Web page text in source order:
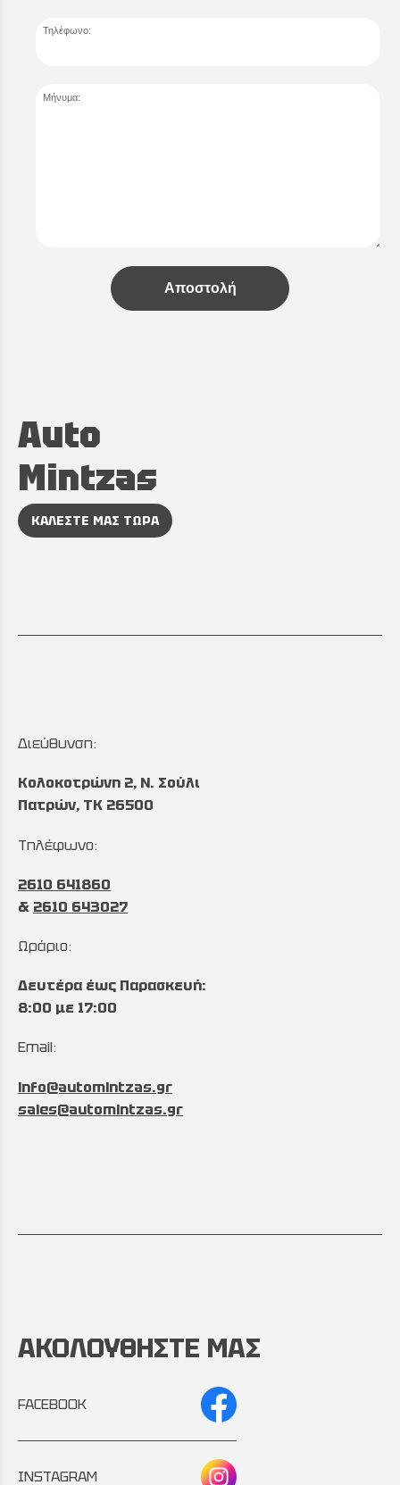
Τηλέφωνο:
Μήνυμα:
Αποστολή
Auto
Mintzas
ΚΑΛΕΣΤΕ ΜΑΣ ΤΩΡΑ
Διεύθυνση:
Κολοκοτρώνη 2, Ν. Σούλι
Πατρών, TK 26500
Τηλέφωνο:
2610 641860
& 2610 643027
Ωράριο:
Δευτέρα έως Παρασκευή:
8:00 με 17:00
Email:
info@automintzas.gr
sales@automintzas.gr
ΑΚΟΛΟΥΘΗΣΤΕ ΜΑΣ
FACEBOOK
INSTAGRAM